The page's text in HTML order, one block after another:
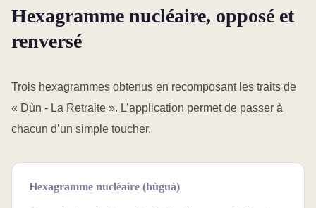
Hexagramme nucléaire, opposé et
renversé
Trois hexagrammes obtenus en recomposant les traits de
« Dùn - La Retraite ». L’application permet de passer à
chacun d’un simple toucher.
Hexagramme nucléaire (hùguà)